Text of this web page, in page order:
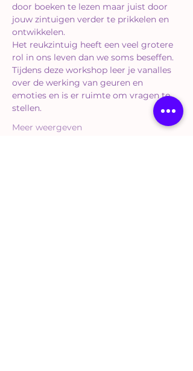
door boeken te lezen maar juist door
jouw zintuigen verder te prikkelen en
ontwikkelen.
Het reukzintuig heeft een veel grotere
rol in ons leven dan we soms beseffen.
Tijdens deze workshop leer je vanalles
over de werking van geuren en
emoties en is er ruimte om vragen te
stellen.
Meer weergeven